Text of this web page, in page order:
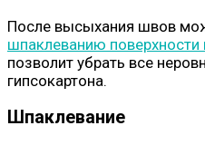
После высыхания швов
шпаклеванию поверхности
позволит убрать все
гипсокартона.
Шпаклевание